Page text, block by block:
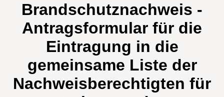
Brandschutznachweis -
Antragsformular für die
Eintragung in die
gemeinsame Liste der
Nachweisberechtigten für